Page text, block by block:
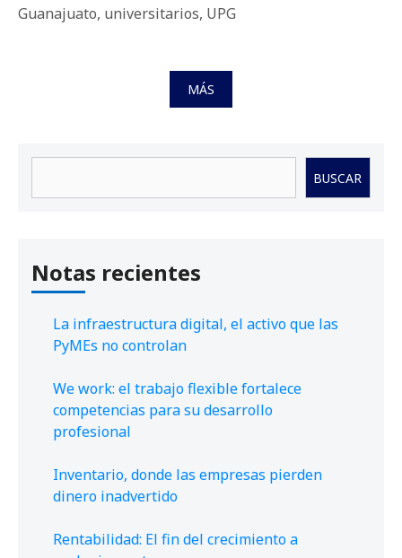
Guanajuato, universitarios, UPG
MÁS
BUSCAR
Notas recientes
La infraestructura digital, el activo que las
PyMEs no controlan
We work: el trabajo flexible fortalece
competencias para su desarrollo
profesional
Inventario, donde las empresas pierden
dinero inadvertido
Rentabilidad: El fin del crecimiento a